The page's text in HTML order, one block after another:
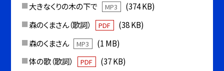
大きなくりの木の下で
MP3
(374 KB)
森のくまさん（歌詞）
PDF
(38 KB)
森のくまさん
MP3
(1 MB)
体の歌（歌詞）
PDF
(37 KB)